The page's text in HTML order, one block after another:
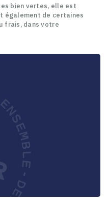
bien vertes, elle est
également de certaines
frais, dans votre